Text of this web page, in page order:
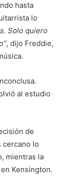
hasta
lo
Solo quiero
, dijo Freddie,
al estudio
de
cercano lo
mientras la
Kensington.